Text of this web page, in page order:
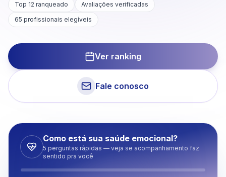
Top 12 ranqueado
Avaliações verificadas
65 profissionais elegíveis
Ver ranking
Fale conosco
Como está sua saúde emocional?
5 perguntas rápidas — veja se acompanhamento faz
sentido pra você